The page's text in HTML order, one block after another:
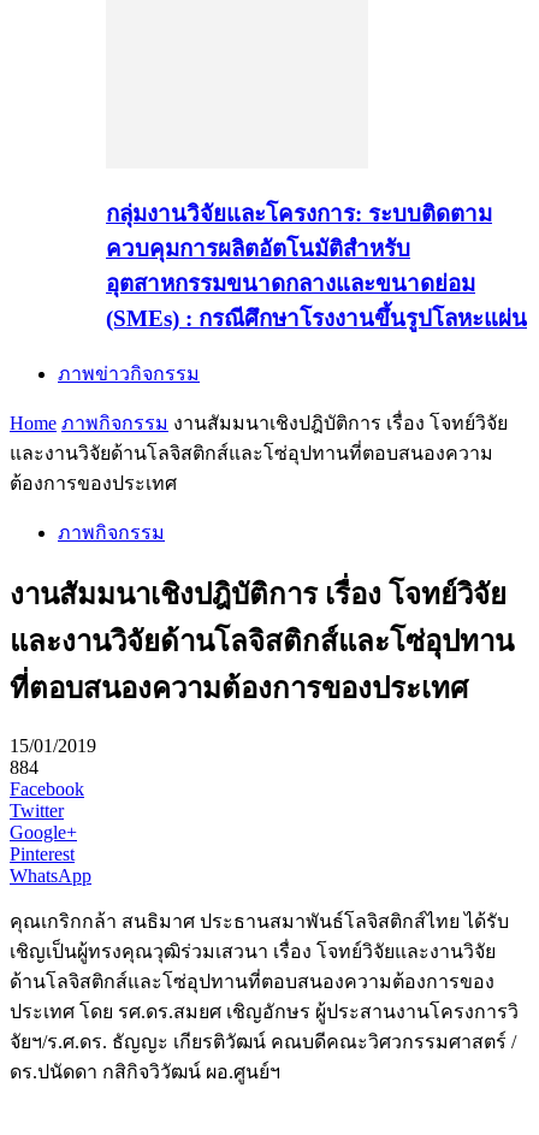
กลุ่มงานวิจัยและโครงการ: ระบบติดตาม
ควบคุมการผลิตอัตโนมัติสำหรับ
อุตสาหกรรมขนาดกลางและขนาดย่อม
(SMEs) : กรณีศึกษาโรงงานขึ้นรูปโลหะแผ่น
ภาพข่าวกิจกรรม
Home ภาพกิจกรรม งานสัมมนาเชิงปฎิบัติการ เรื่อง โจทย์วิจัย
และงานวิจัยด้านโลจิสติกส์และโซ่อุปทานที่ตอบสนองความ
ต้องการของประเทศ
ภาพกิจกรรม
งานสัมมนาเชิงปฎิบัติการ เรื่อง โจทย์วิจัย
และงานวิจัยด้านโลจิสติกส์และโซ่อุปทาน
ที่ตอบสนองความต้องการของประเทศ
15/01/2019
884
Facebook
Twitter
Google+
Pinterest
WhatsApp
คุณเกริกกล้า สนธิมาศ ประธานสมาพันธ์โลจิสติกส์ไทย ได้รับ
เชิญเป็นผู้ทรงคุณวุฒิร่วมเสวนา เรื่อง โจทย์วิจัยและงานวิจัย
ด้านโลจิสติกส์และโซ่อุปทานที่ตอบสนองความต้องการของ
ประเทศ โดย รศ.ดร.สมยศ เชิญอักษร ผู้ประสานงานโครงการวิ
จัยฯ/ร.ศ.ดร. ธัญญะ เกียรติวัฒน์ คณบดีคณะวิศวกรรมศาสตร์ /
ดร.ปนัดดา กสิกิจวิวัฒน์ ผอ.ศูนย์ฯ